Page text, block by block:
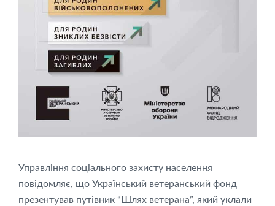
Управління соціального захисту населення
повідомляє, що Український ветеранський фонд
презентував путівник “Шлях ветерана”, який уклали